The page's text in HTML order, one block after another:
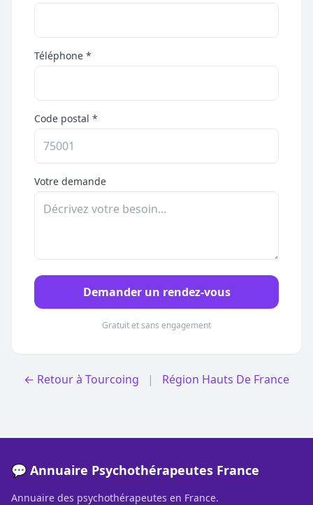
Téléphone *
Code postal *
Votre demande
Demander un rendez-vous
Gratuit et sans engagement
← Retour à Tourcoing | Région Hauts De France
💬 Annuaire Psychothérapeutes France
Annuaire des psychothérapeutes en France.